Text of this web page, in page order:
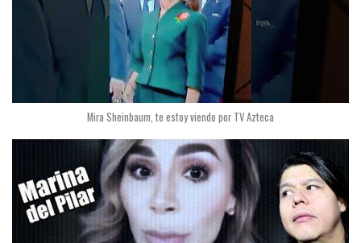
Mira Sheinbaum, te estoy viendo por TV Azteca